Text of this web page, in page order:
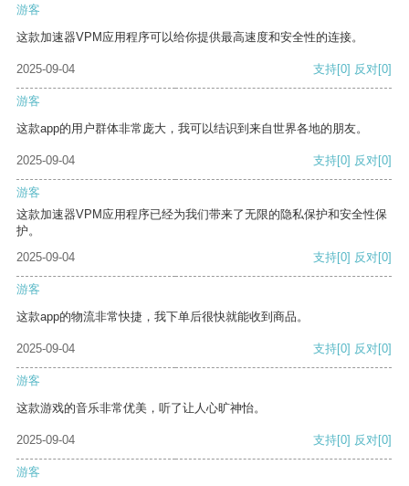
游客
这款加速器VPM应用程序可以给你提供最高速度和安全性的连接。
2025-09-04 支持[0] 反对[0]
游客
这款app的用户群体非常庞大，我可以结识到来自世界各地的朋友。
2025-09-04 支持[0] 反对[0]
游客
这款加速器VPM应用程序已经为我们带来了无限的隐私保护和安全性保
护。
2025-09-04
支持[0] 反对[0]
游客
这款app的物流非常快捷，我下单后很快就能收到商品。
2025-09-04 支持[0] 反对[0]
游客
这款游戏的音乐非常优美，听了让人心旷神怡。
2025-09-04 支持[0] 反对[0]
游客